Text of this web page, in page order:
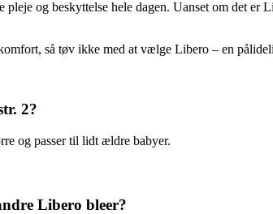
og beskyttelse hele dagen. Uanset om det
så tøv ikke med at vælge Libero – en
2?
og passer til lidt ældre babyer.
Libero bleer?